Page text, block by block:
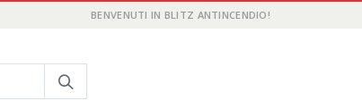
BENVENUTI IN BLITZ ANTINCENDIO!